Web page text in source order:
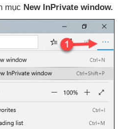
mục New InPrivate window.